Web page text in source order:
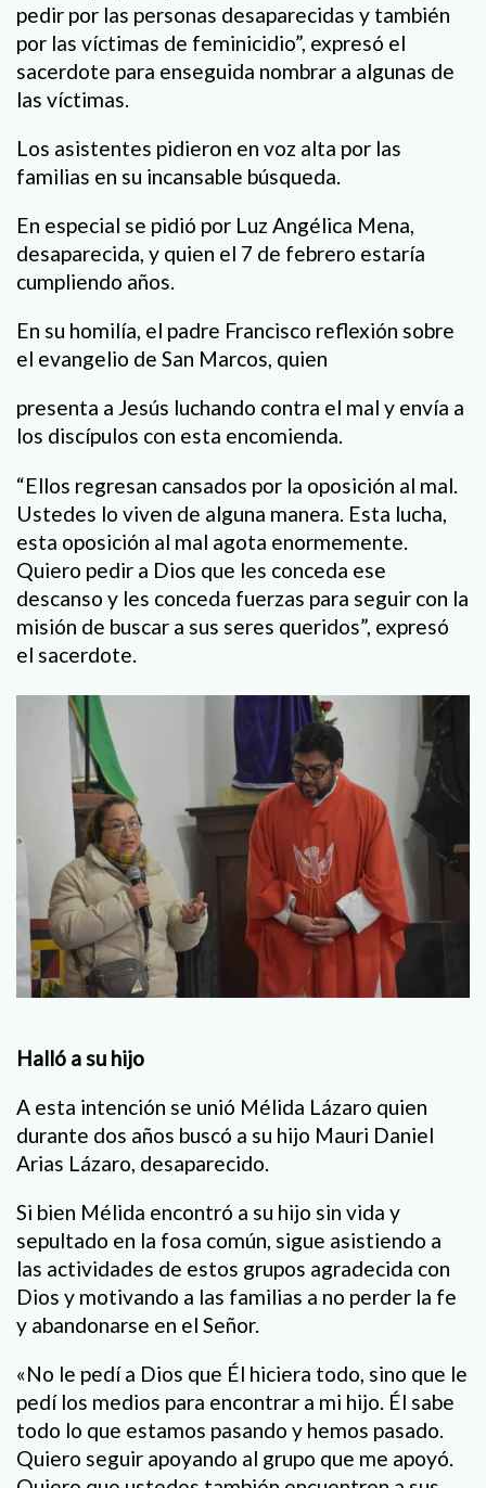
pedir por las personas desaparecidas y también
por las víctimas de feminicidio”, expresó el
sacerdote para enseguida nombrar a algunas de
las víctimas.
Los asistentes pidieron en voz alta por las
familias en su incansable búsqueda.
En especial se pidió por Luz Angélica Mena,
desaparecida, y quien el 7 de febrero estaría
cumpliendo años.
En su homilía, el padre Francisco reflexión sobre
el evangelio de San Marcos, quien
presenta a Jesús luchando contra el mal y envía a
los discípulos con esta encomienda.
“Ellos regresan cansados por la oposición al mal.
Ustedes lo viven de alguna manera. Esta lucha,
esta oposición al mal agota enormemente.
Quiero pedir a Dios que les conceda ese
descanso y les conceda fuerzas para seguir con la
misión de buscar a sus seres queridos”, expresó
el sacerdote.
Halló a su hijo
A esta intención se unió Mélida Lázaro quien
durante dos años buscó a su hijo Mauri Daniel
Arias Lázaro, desaparecido.
Si bien Mélida encontró a su hijo sin vida y
sepultado en la fosa común, sigue asistiendo a
las actividades de estos grupos agradecida con
Dios y motivando a las familias a no perder la fe
y abandonarse en el Señor.
«No le pedí a Dios que Él hiciera todo, sino que le
pedí los medios para encontrar a mi hijo. Él sabe
todo lo que estamos pasando y hemos pasado.
Quiero seguir apoyando al grupo que me apoyó.